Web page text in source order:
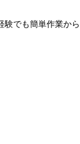
験でも簡単作業から